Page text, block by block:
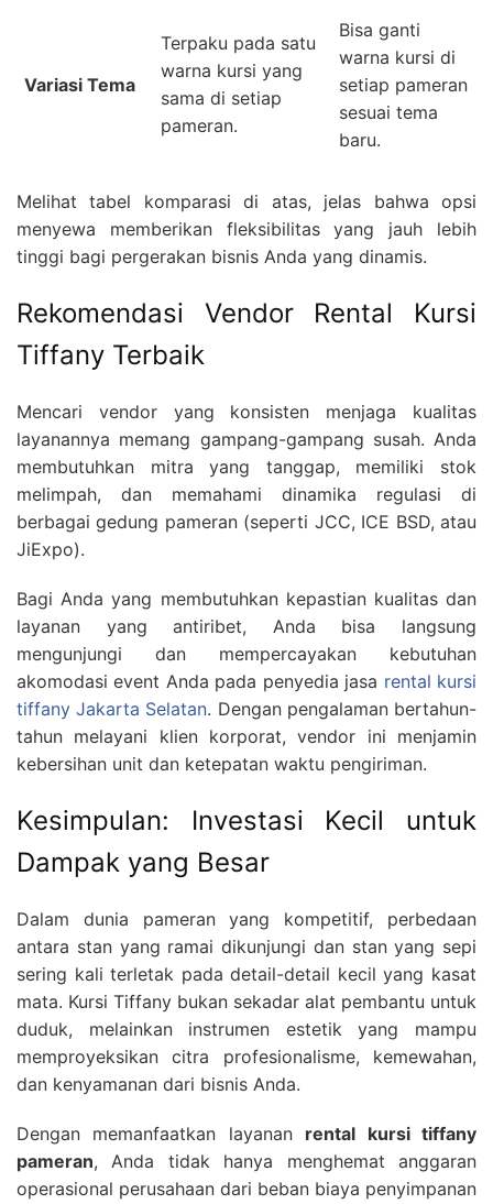
Variasi Tema
Terpaku pada satu
warna kursi yang
sama di setiap
pameran.
Bisa ganti
warna kursi di
setiap pameran
sesuai tema
baru.
Melihat tabel komparasi di atas, jelas bahwa opsi
menyewa memberikan fleksibilitas yang jauh lebih
tinggi bagi pergerakan bisnis Anda yang dinamis.
Rekomendasi Vendor Rental Kursi
Tiffany Terbaik
Mencari vendor yang konsisten menjaga kualitas
layanannya memang gampang-gampang susah. Anda
membutuhkan mitra yang tanggap, memiliki stok
melimpah, dan memahami dinamika regulasi di
berbagai gedung pameran (seperti JCC, ICE BSD, atau
JiExpo).
Bagi Anda yang membutuhkan kepastian kualitas dan
layanan yang antiribet, Anda bisa langsung
mengunjungi dan mempercayakan kebutuhan
akomodasi event Anda pada penyedia jasa rental kursi
tiffany Jakarta Selatan. Dengan pengalaman bertahun-
tahun melayani klien korporat, vendor ini menjamin
kebersihan unit dan ketepatan waktu pengiriman.
Kesimpulan: Investasi Kecil untuk
Dampak yang Besar
Dalam dunia pameran yang kompetitif, perbedaan
antara stan yang ramai dikunjungi dan stan yang sepi
sering kali terletak pada detail-detail kecil yang kasat
mata. Kursi Tiffany bukan sekadar alat pembantu untuk
duduk, melainkan instrumen estetik yang mampu
memproyeksikan citra profesionalisme, kemewahan,
dan kenyamanan dari bisnis Anda.
Dengan memanfaatkan layanan rental kursi tiffany
pameran, Anda tidak hanya menghemat anggaran
operasional perusahaan dari beban biaya penyimpanan